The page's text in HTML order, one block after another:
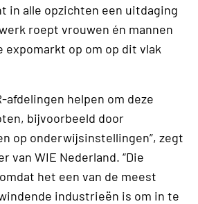
in alle opzichten een uitdaging
roept vrouwen én mannen
expomarkt op om op dit vlak
afdelingen helpen om deze
bijvoorbeeld door
op onderwijsinstellingen”, zegt
van WIE Nederland. “Die
het een van de meest
industrieën is om in te